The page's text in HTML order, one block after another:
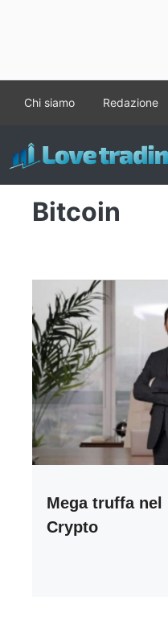
contenuto
Chi siamo Redazione
Bitcoin
Mega truffa
Crypto